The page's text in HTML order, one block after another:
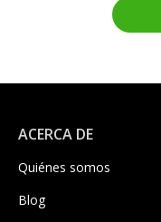
ACERCA DE
Quiénes somos
Blog